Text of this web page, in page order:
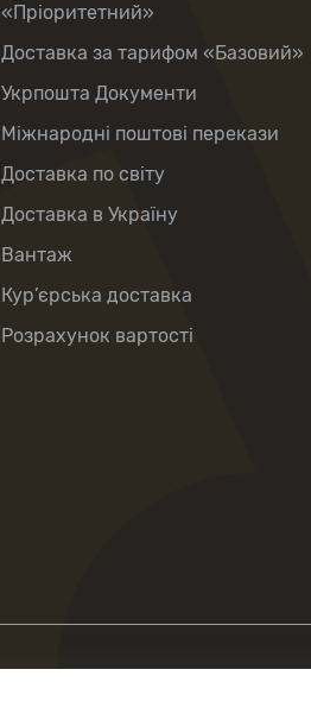
«Пріоритетний»
Доставка за тарифом «Базовий»
Укрпошта Документи
Міжнародні поштові перекази
Доставка по світу
Доставка в Україну
Вантаж
Кур’єрська доставка
Розрахунок вартості